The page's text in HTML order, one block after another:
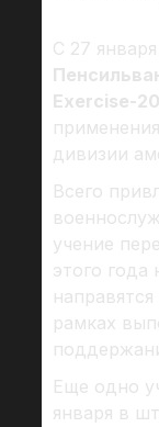
С 27
Exercise-
дивизии
Всего
учение
этого года
рамках
Еще одно
января в